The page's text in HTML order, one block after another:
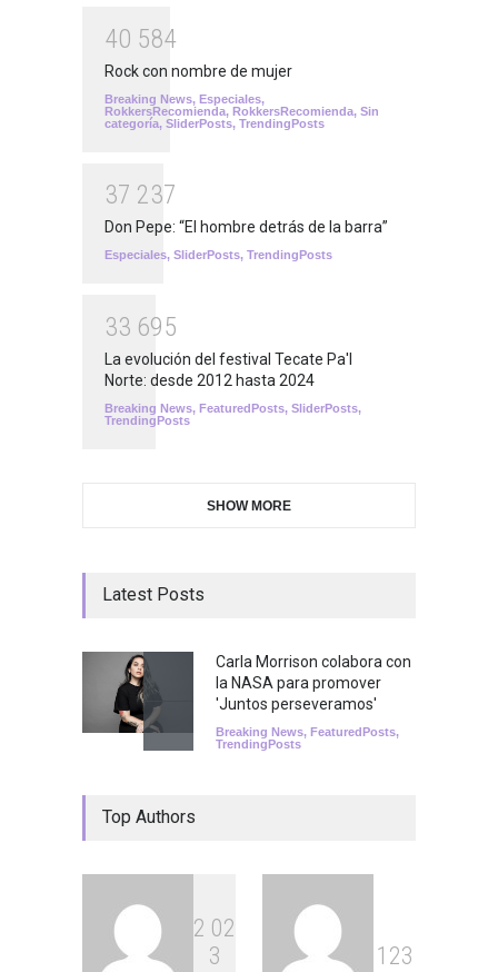
40 584
Rock con nombre de mujer
Breaking News, Especiales,
RokkersRecomienda, RokkersRecomienda, Sin
categoría, SliderPosts, TrendingPosts
37 237
Don Pepe: “El hombre detrás de la barra”
Especiales, SliderPosts, TrendingPosts
33 695
La evolución del festival Tecate Pa'l
Norte: desde 2012 hasta 2024
Breaking News, FeaturedPosts, SliderPosts,
TrendingPosts
SHOW MORE
Latest Posts
Carla Morrison colabora con
la NASA para promover
'Juntos perseveramos'
Breaking News, FeaturedPosts,
TrendingPosts
Top Authors
2 02
3
1 23